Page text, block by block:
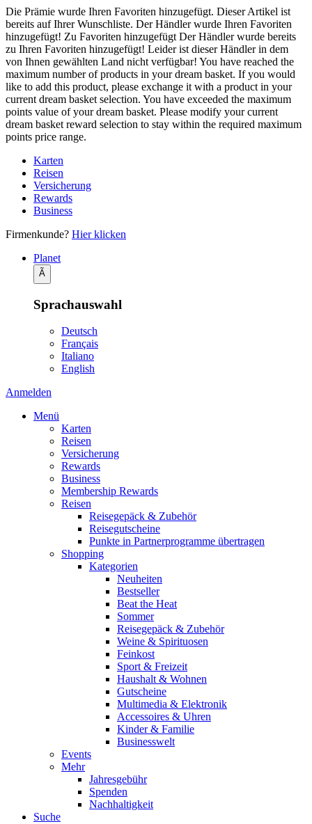
Die Prämie wurde Ihren Favoriten hinzugefügt. Dieser Artikel ist
bereits auf Ihrer Wunschliste. Der Händler wurde Ihren Favoriten
hinzugefügt! Zu Favoriten hinzugefügt Der Händler wurde bereits
zu Ihren Favoriten hinzugefügt! Leider ist dieser Händler in dem
von Ihnen gewählten Land nicht verfügbar! You have reached the
maximum number of products in your dream basket. If you would
like to add this product, please exchange it with a product in your
current dream basket selection. You have exceeded the maximum
points value of your dream basket. Please modify your current
dream basket reward selection to stay within the required maximum
points price range.
Karten
Reisen
Versicherung
Rewards
Business
Firmenkunde? Hier klicken
Planet
Ã
Sprachauswahl
Deutsch
Français
Italiano
English
Anmelden
Menü
Karten
Reisen
Versicherung
Rewards
Business
Membership Rewards
Reisen
Reisegepäck & Zubehör
Reisegutscheine
Punkte in Partnerprogramme übertragen
Shopping
Kategorien
Neuheiten
Bestseller
Beat the Heat
Sommer
Reisegepäck & Zubehör
Weine & Spirituosen
Feinkost
Sport & Freizeit
Haushalt & Wohnen
Gutscheine
Multimedia & Elektronik
Accessoires & Uhren
Kinder & Familie
Businesswelt
Events
Mehr
Jahresgebühr
Spenden
Nachhaltigkeit
Suche